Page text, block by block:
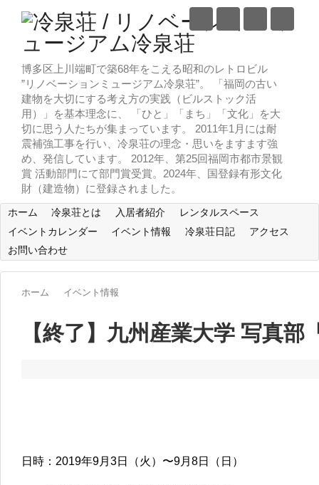
博多区上川端町で築68年をこえる昭和のレトロビル
”リノベーションミュージアム冷泉荘”。 「福岡の古い
建物を大切にする考え方の実践（ビルストック活
用）」を基本理念に、 「ひと」「まち」「文化」を大
切に思う人たちが集まっています。 2011年1月には耐
震補強工事を行い、冷泉荘の理念・思いをますます強
め、発信しています。 2012年、第25回福岡市都市景観
賞 活動部門にて部門賞受賞。2024年、国登録有形文化
財（建造物）に登録されました。
ホーム 冷泉荘とは 入居者紹介
レンタルスペース
イベントカレンダー
イベント情報 冷泉荘日記
アクセス
お問い合わせ
ホーム イベント情報
【終了】九州産業大学 写真部
日時：2019年9月3日（火）〜9月8日（日）